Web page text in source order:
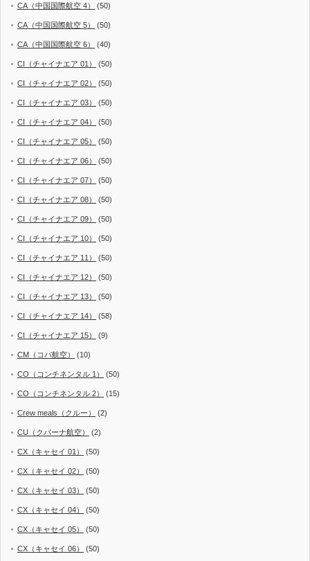
CA（中国国際航空 4） (50)
CA（中国国際航空 5） (50)
CA（中国国際航空 6） (40)
CI（チャイナエア 01） (50)
CI（チャイナエア 02） (50)
CI（チャイナエア 03） (50)
CI（チャイナエア 04） (50)
CI（チャイナエア 05） (50)
CI（チャイナエア 06） (50)
CI（チャイナエア 07） (50)
CI（チャイナエア 08） (50)
CI（チャイナエア 09） (50)
CI（チャイナエア 10） (50)
CI（チャイナエア 11） (50)
CI（チャイナエア 12） (50)
CI（チャイナエア 13） (50)
CI（チャイナエア 14） (58)
CI（チャイナエア 15） (9)
CM（コパ航空） (10)
CO（コンチネンタル 1） (50)
CO（コンチネンタル 2） (15)
Crew meals（クルー） (2)
CU（クバーナ航空） (2)
CX（キャセイ 01） (50)
CX（キャセイ 02） (50)
CX（キャセイ 03） (50)
CX（キャセイ 04） (50)
CX（キャセイ 05） (50)
CX（キャセイ 06） (50)